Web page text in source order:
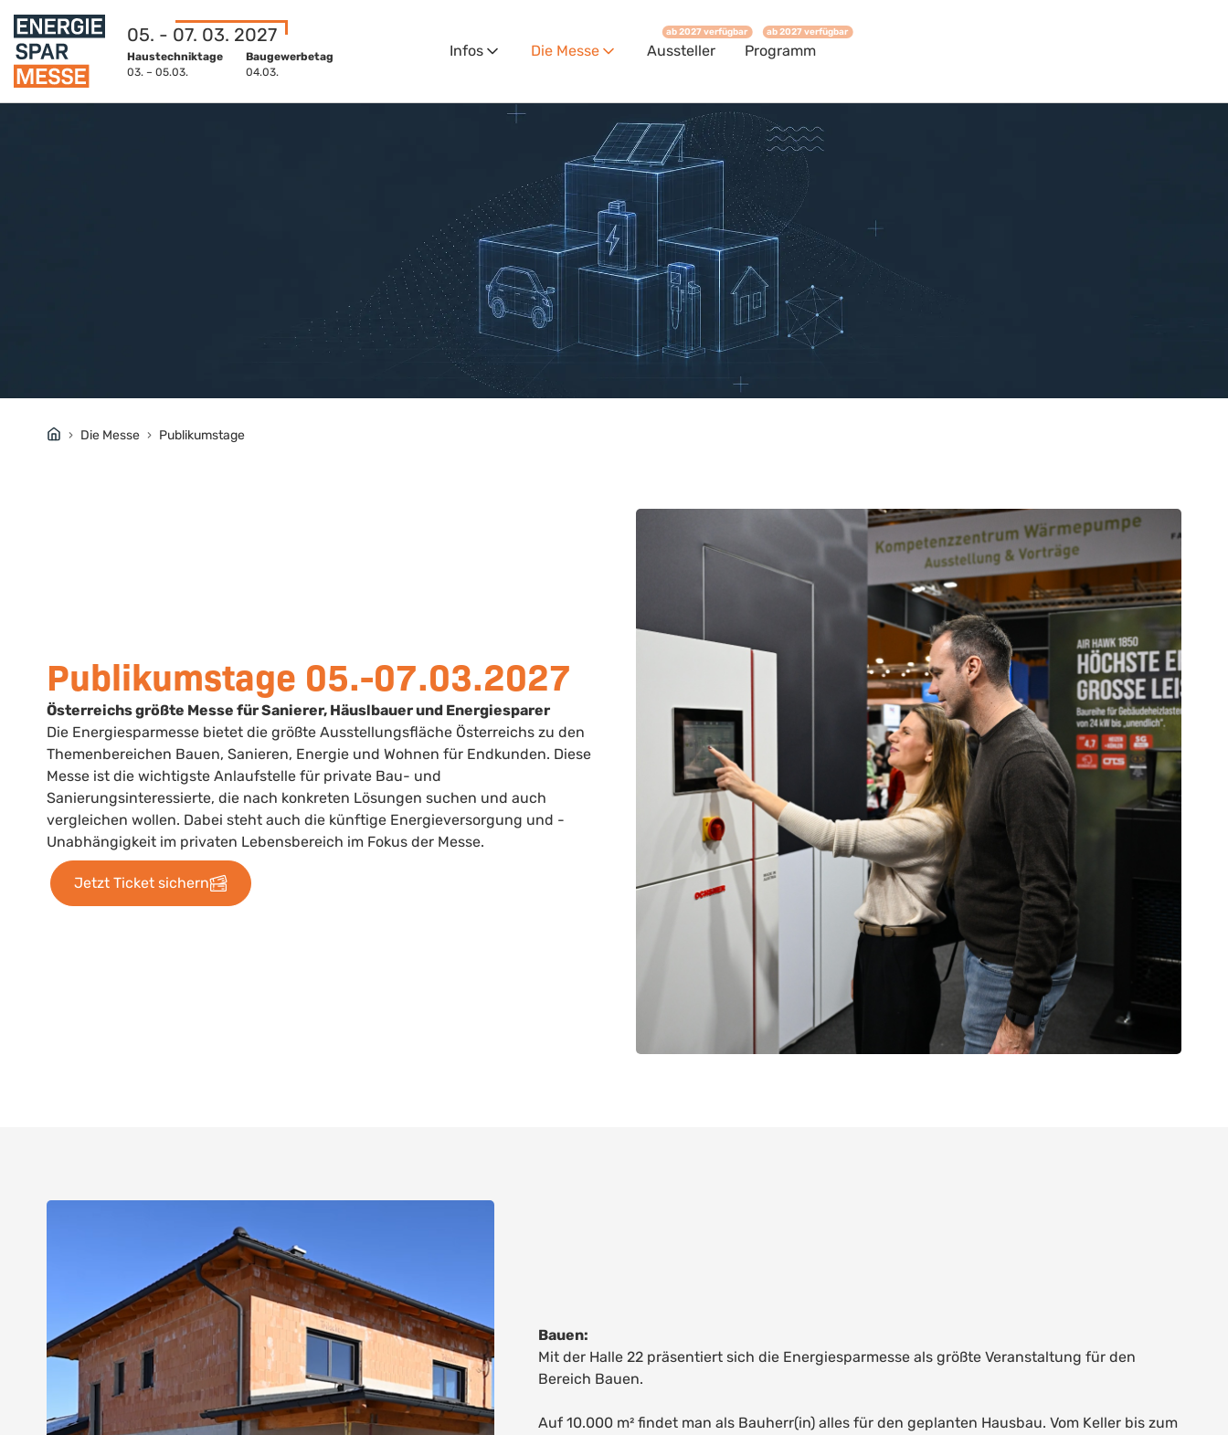
05. - 07. 03. 2027
Haustechniktage
03. – 05.03.
Baugewerbetag
04.03.
Infos Die Messe Aussteller
ab 2027 verfügbar
Programm
ab 2027 verfügbar
Die Messe Publikumstage
Publikumstage 05.-07.03.2027
Österreichs größte Messe für Sanierer, Häuslbauer und Energiesparer
Die Energiesparmesse bietet die größte Ausstellungsfläche Österreichs zu den
Themenbereichen Bauen, Sanieren, Energie und Wohnen für Endkunden. Diese
Messe ist die wichtigste Anlaufstelle für private Bau- und
Sanierungsinteressierte, die nach konkreten Lösungen suchen und auch
vergleichen wollen. Dabei steht auch die künftige Energieversorgung und -
Unabhängigkeit im privaten Lebensbereich im Fokus der Messe.
Jetzt Ticket sichern
Bauen:
Mit der Halle 22 präsentiert sich die Energiesparmesse als größte Veranstaltung für den
Bereich Bauen.
Auf 10.000 m² findet man als Bauherr(in) alles für den geplanten Hausbau. Vom Keller bis zum